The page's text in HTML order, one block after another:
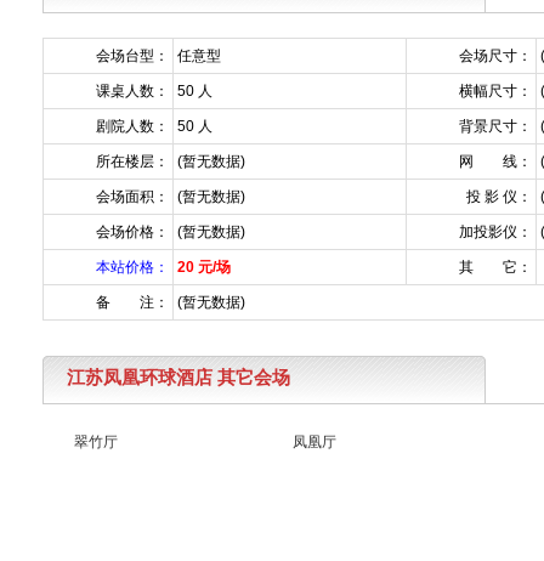
会场台型： 任意型 会场尺寸：
课桌人数： 50 人 横幅尺寸：
剧院人数： 50 人 背景尺寸：
所在楼层： (暂无数据) 网 线：
会场面积： (暂无数据) 投 影 仪：
会场价格： (暂无数据) 加投影仪：
本站价格： 20 元/场 其 它：
备 注： (暂无数据)
江苏凤凰环球酒店 其它会场
翠竹厅 凤凰厅